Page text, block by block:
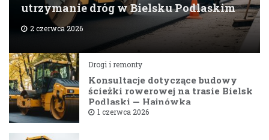
utrzymanie dróg w Bielsku Podlaskim
2 czerwca 2026
Drogi i remonty
Konsultacje dotyczące budowy
ścieżki rowerowej na trasie Bielsk
Podlaski — Hajnówka
1 czerwca 2026